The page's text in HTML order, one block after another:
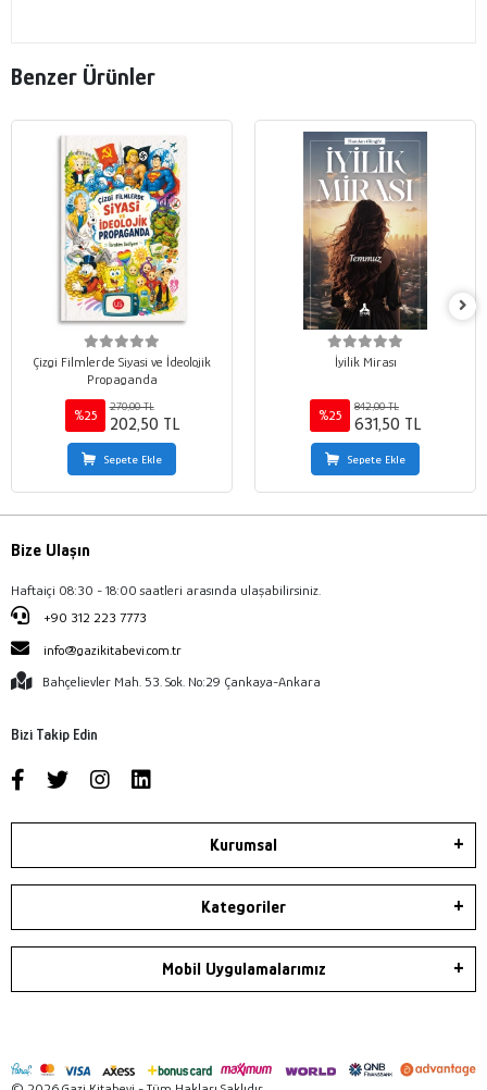
Benzer Ürünler
Çizgi Filmlerde Siyasi ve İdeolojik
Propaganda
%25
270,00 TL
202,50 TL
Sepete Ekle
İyilik Mirası
%25
842,00 TL
631,50 TL
Sepete Ekle
Bize Ulaşın
Haftaiçi 08:30 - 18:00 saatleri arasında ulaşabilirsiniz.
+90 312 223 7773
info@gazikitabevi.com.tr
Bahçelievler Mah. 53. Sok. No:29 Çankaya-Ankara
Bizi Takip Edin
Kurumsal
Kategoriler
Mobil Uygulamalarımız